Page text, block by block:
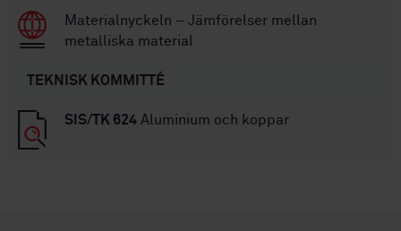
Materialnyckeln – Jämförelser mellan
metalliska material
TEKNISK KOMMITTÉ
SIS/TK 624 Aluminium och koppar